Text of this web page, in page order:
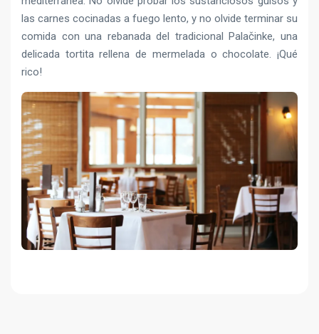
las carnes cocinadas a fuego lento, y no olvide terminar su
comida con una rebanada del tradicional Palačinke, una
delicada tortita rellena de mermelada o chocolate. ¡Qué
rico!